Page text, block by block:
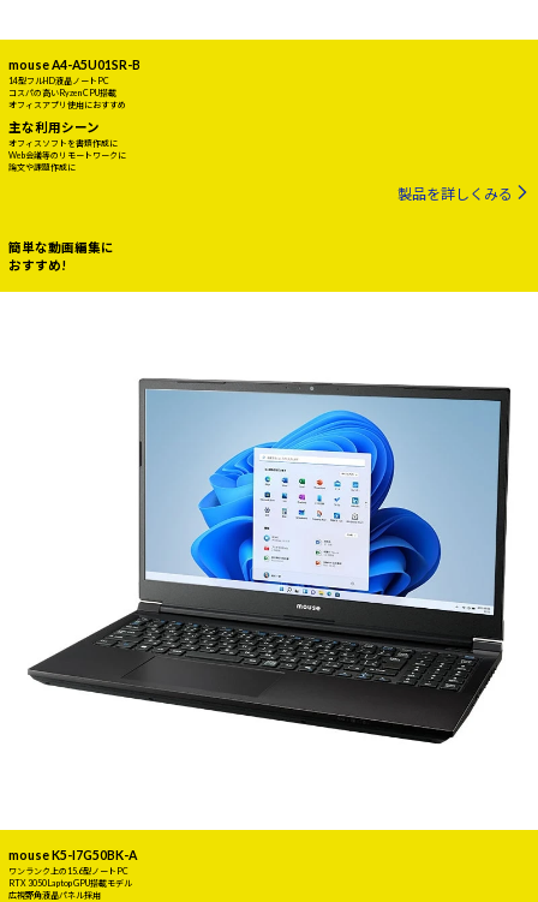
mouse A4-A5U01SR-B
14型フルHD液晶ノートPC
コスパの高いRyzen CPU搭載
オフィスアプリ使用におすすめ
主な利用シーン
オフィスソフトを書類作成に
Web会議等のリモートワークに
論文や課題作成に
製品を詳しくみる
簡単な動画編集に
おすすめ!
mouse K5-I7G50BK-A
ワンランク上の15.6型ノートPC
RTX 3050 Laptop GPU搭載モデル
広視野角液晶パネル採用